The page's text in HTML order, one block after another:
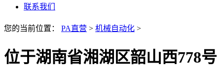
联系我们
您的当前位置： PA直营 > 机械自动化 >
位于湖南省湘湖区韶山西778号